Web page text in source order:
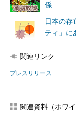
係
日本の存
ティ」に
関連リンク
プレスリリース
関連資料（ホワイ